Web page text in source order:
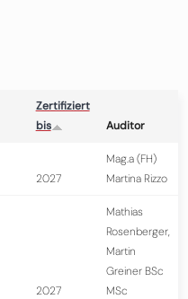
Zertifiziert
bis
Auditor
2027
Mag.a (FH)
Martina Rizzo
2027
Mathias
Rosenberger,
Martin
Greiner BSc
MSc